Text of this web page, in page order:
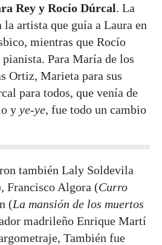
Rey y Rocío Dúrcal. La
artista que guía a Laura en
mientras que Rocío
Para María de los
Ortiz, Marieta para sus
para todos, que venía de
y ye-ye, fue todo un cambio
también Laly Soldevila
Francisco Algora (Curro
(La mansión de los muertos
madrileño Enrique Martí
También fue